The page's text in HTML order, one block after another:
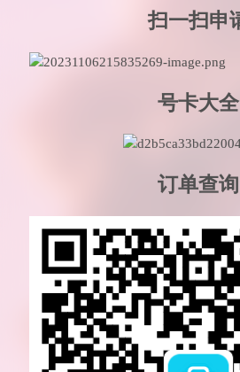
扫一扫申
号卡大全
订单查询